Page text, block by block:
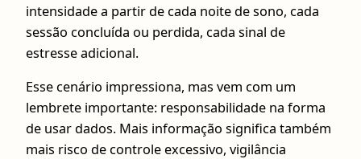
intensidade a partir de cada noite de sono, cada
sessão concluída ou perdida, cada sinal de
estresse adicional.
Esse cenário impressiona, mas vem com um
lembrete importante: responsabilidade na forma
de usar dados. Mais informação significa também
mais risco de controle excessivo, vigilância